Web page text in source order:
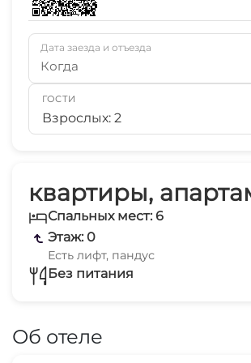
квартиры,
Спальных мест: 6
Этаж: 0
Есть лифт, пандус
Без питания
Об отеле
Дата заезда и отъезда
Когда
ГОСТИ
Взрослых: 2